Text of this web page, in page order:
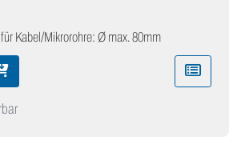
Kabel/Mikrorohre: Ø max. 80mm